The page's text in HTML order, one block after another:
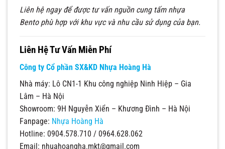
Liên hệ ngay để được tư vấn nguồn cung tấm nhựa
Bento phù hợp với khu vực và nhu cầu sử dụng của bạn.
Liên Hệ Tư Vấn Miễn Phí
Công ty Cổ phần SX&KD Nhựa Hoàng Hà
Nhà máy: Lô CN1-1 Khu công nghiệp Ninh Hiệp – Gia
Lâm – Hà Nội
Showroom: 9H Nguyễn Xiển – Khương Đình – Hà Nội
Fanpage: Nhựa Hoàng Hà
Hotline: 0904.578.710 / 0964.628.062
Email: nhuahoangha.mkt@gmail.com